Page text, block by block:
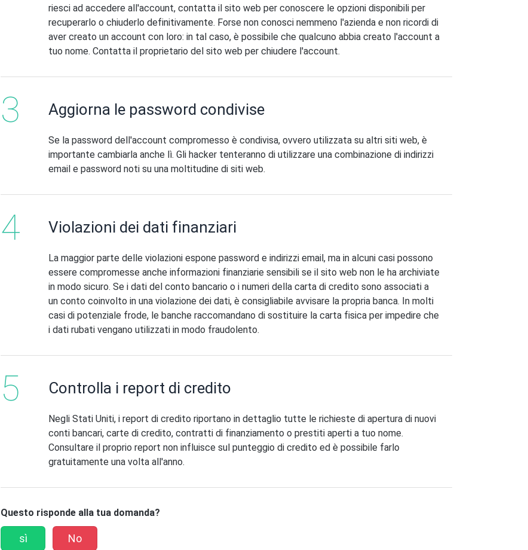
riesci ad accedere all'account, contatta il sito web per conoscere le opzioni disponibili per
recuperarlo o chiuderlo definitivamente. Forse non conosci nemmeno l'azienda e non ricordi di
aver creato un account con loro: in tal caso, è possibile che qualcuno abbia creato l'account a
tuo nome. Contatta il proprietario del sito web per chiudere l'account.
Aggiorna le password condivise
Se la password dell'account compromesso è condivisa, ovvero utilizzata su altri siti web, è
importante cambiarla anche lì. Gli hacker tenteranno di utilizzare una combinazione di indirizzi
email e password noti su una moltitudine di siti web.
Violazioni dei dati finanziari
La maggior parte delle violazioni espone password e indirizzi email, ma in alcuni casi possono
essere compromesse anche informazioni finanziarie sensibili se il sito web non le ha archiviate
in modo sicuro. Se i dati del conto bancario o i numeri della carta di credito sono associati a
un conto coinvolto in una violazione dei dati, è consigliabile avvisare la propria banca. In molti
casi di potenziale frode, le banche raccomandano di sostituire la carta fisica per impedire che
i dati rubati vengano utilizzati in modo fraudolento.
Controlla i report di credito
Negli Stati Uniti, i report di credito riportano in dettaglio tutte le richieste di apertura di nuovi
conti bancari, carte di credito, contratti di finanziamento o prestiti aperti a tuo nome.
Consultare il proprio report non influisce sul punteggio di credito ed è possibile farlo
gratuitamente una volta all'anno.
Questo risponde alla tua domanda?
sì No